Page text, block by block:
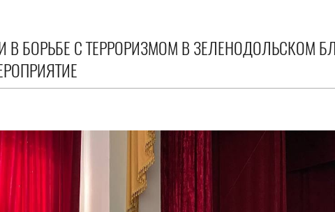
В БОРЬБЕ С ТЕРРОРИЗМОМ В ЗЕЛЕНОДОЛЬСКОМ